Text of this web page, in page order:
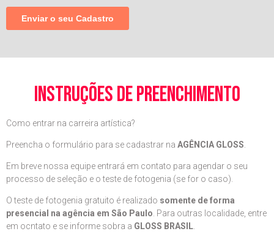
instruções de preenchimento
Como entrar na carreira artística?
Preencha o formulário para se cadastrar na AGÊNCIA GLOSS
Em breve nossa equipe entrará em contato para agendar o seu
processo de seleção e o teste de fotogenia (se for o caso).
O teste de fotogenia gratuito é realizado somente de forma
presencial na agência em São Paulo . Para outras localidade, entre
em ocntato e se informe sobra a GLOSS BRASIL